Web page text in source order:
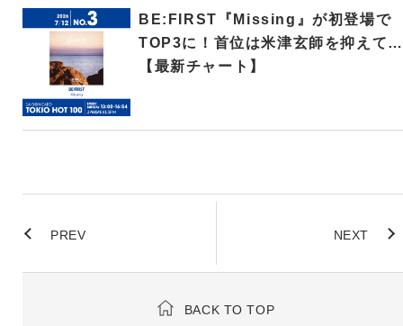
BE:FIRST『Missing』が初登場で
TOP3に！首位は米津玄師を抑えて…
【最新チャート】
PREV NEXT
BACK TO TOP